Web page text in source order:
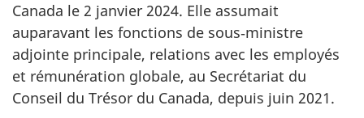
Canada le 2 janvier 2024. Elle assumait
auparavant les fonctions de sous‑ministre
adjointe principale, relations avec les employés
et rémunération globale, au Secrétariat du
Conseil du Trésor du Canada, depuis juin 2021.